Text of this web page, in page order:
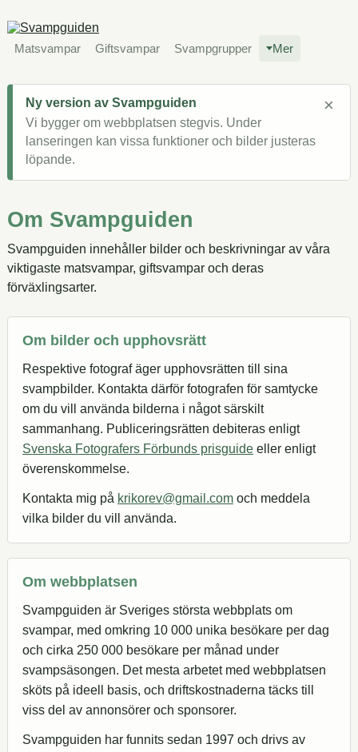
Matsvampar Giftsvampar Svampgrupper Mer
Ny version av Svampguiden
Vi bygger om webbplatsen stegvis. Under
lanseringen kan vissa funktioner och bilder justeras
löpande.
×
Om Svampguiden
Svampguiden innehåller bilder och beskrivningar av våra
viktigaste matsvampar, giftsvampar och deras
förväxlingsarter.
Om bilder och upphovsrätt
Respektive fotograf äger upphovsrätten till sina
svampbilder. Kontakta därför fotografen för samtycke
om du vill använda bilderna i något särskilt
sammanhang. Publiceringsrätten debiteras enligt
Svenska Fotografers Förbunds prisguide eller enligt
överenskommelse.
Kontakta mig på krikorev@gmail.com och meddela
vilka bilder du vill använda.
Om webbplatsen
Svampguiden är Sveriges största webbplats om
svampar, med omkring 10 000 unika besökare per dag
och cirka 250 000 besökare per månad under
svampsäsongen. Det mesta arbetet med webbplatsen
sköts på ideell basis, och driftskostnaderna täcks till
viss del av annonsörer och sponsorer.
Svampguiden har funnits sedan 1997 och drivs av